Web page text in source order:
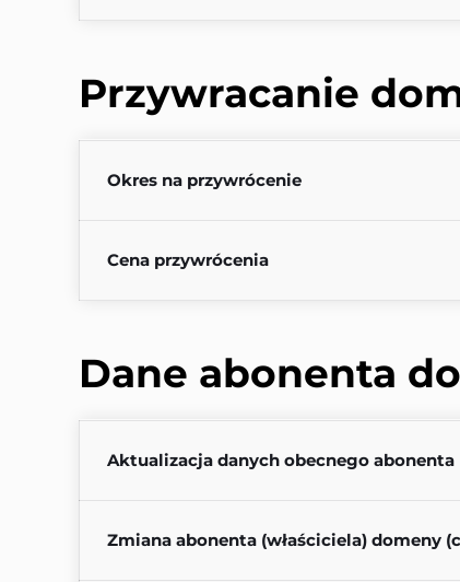
Przywracanie
Okres na przywrócenie
Cena przywrócenia
Dane abonenta
Aktualizacja danych obecnego abonenta
Zmiana abonenta (właściciela) domeny